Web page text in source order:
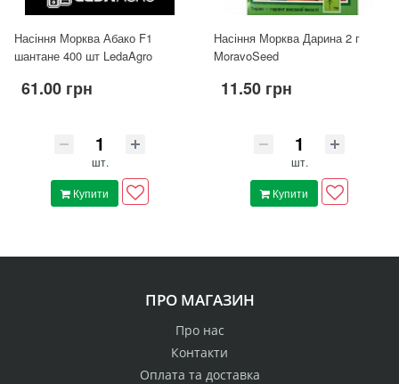
Насіння Морква Абако F1
шантане 400 шт LedaAgro
61.00 грн
шт.
Купити
Насіння Морква Дарина 2 г
MoravoSeed
11.50 грн
шт.
Купити
ПРО МАГАЗИН
Про нас
Контакти
Оплата та доставка